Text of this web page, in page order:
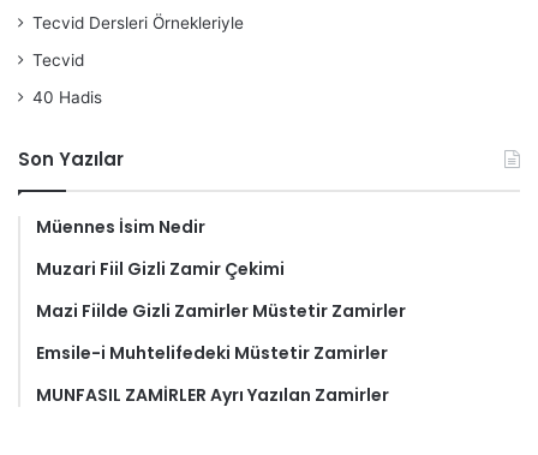
Tecvid Dersleri Örnekleriyle
Tecvid
40 Hadis
Son Yazılar
Müennes İsim Nedir
Muzari Fiil Gizli Zamir Çekimi
Mazi Fiilde Gizli Zamirler Müstetir Zamirler
Emsile-i Muhtelifedeki Müstetir Zamirler
MUNFASIL ZAMİRLER Ayrı Yazılan Zamirler